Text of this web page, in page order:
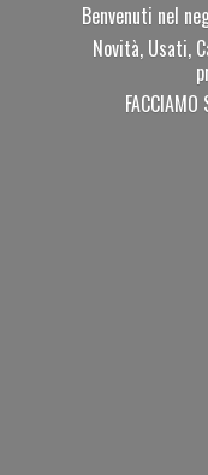
Benvenuti nel
Novità, Usati,
FACCIAMO